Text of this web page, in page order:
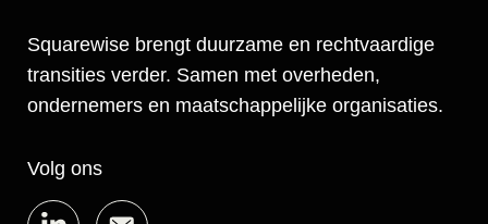
Squarewise brengt duurzame en rechtvaardige
transities verder. Samen met overheden,
ondernemers en maatschappelijke organisaties.
Volg ons